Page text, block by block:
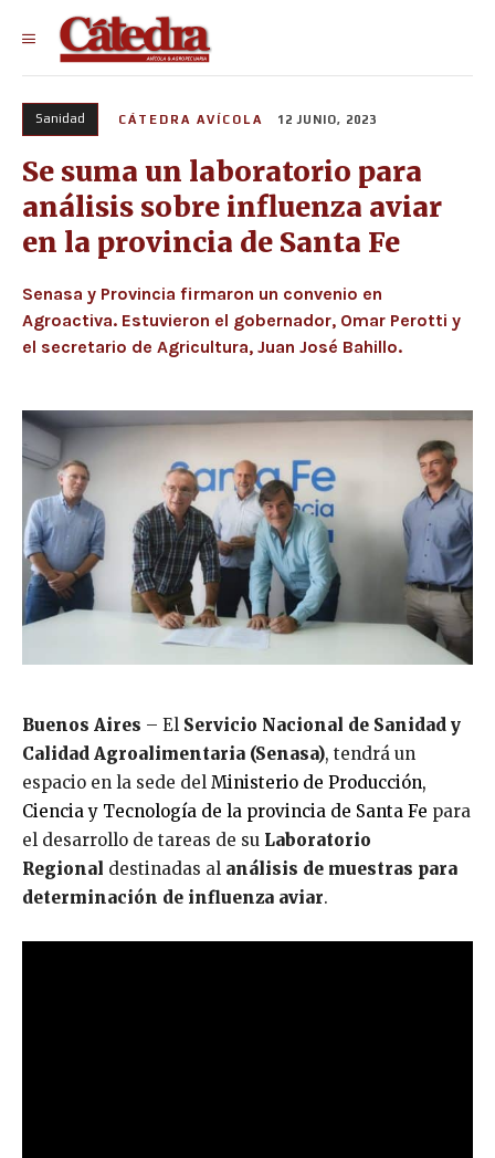
Sanidad CÁTEDRA AVÍCOLA 12 JUNIO, 2023
Se suma un laboratorio para
análisis sobre influenza aviar
en la provincia de Santa Fe
Senasa y Provincia firmaron un convenio en
Agroactiva. Estuvieron el gobernador, Omar Perotti y
el secretario de Agricultura, Juan José Bahillo.
Buenos Aires – El Servicio Nacional de Sanidad y
Calidad Agroalimentaria (Senasa), tendrá un
espacio en la sede del Ministerio de Producción,
Ciencia y Tecnología de la provincia de Santa Fe para
el desarrollo de tareas de su Laboratorio
Regional destinadas al análisis de muestras para
determinación de influenza aviar.